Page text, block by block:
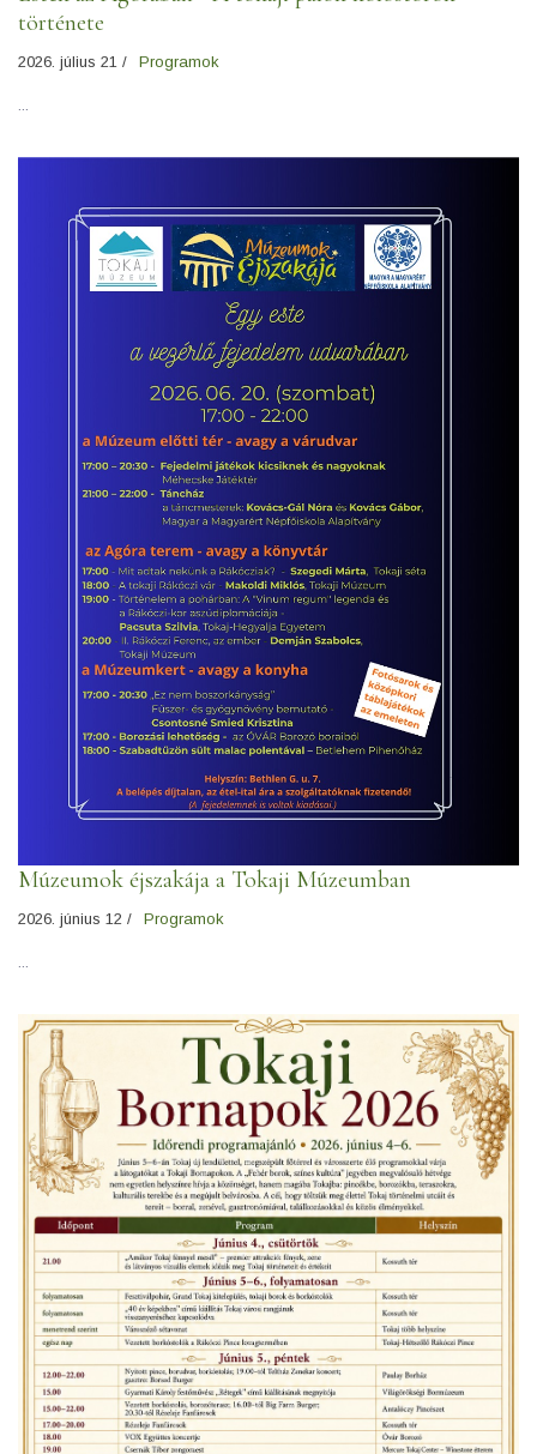
története
2026. július 21 / Programok
...
Múzeumok éjszakája a Tokaji Múzeumban
2026. június 12 / Programok